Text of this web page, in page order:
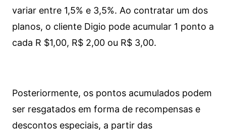
variar entre 1,5% e 3,5%. Ao contratar um dos
planos, o cliente Digio pode acumular 1 ponto a
cada R $1,00, R$ 2,00 ou R$ 3,00.
Posteriormente, os pontos acumulados podem
ser resgatados em forma de recompensas e
descontos especiais, a partir das